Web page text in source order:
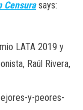
Censura says:
LATA 2019 y
Raúl Rivera,
y-peores-